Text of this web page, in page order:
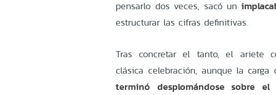
pensarlo dos veces, sacó un
estructurar las cifras definitivas.
Tras concretar el tanto, el ariete
clásica celebración, aunque la
terminó desplomándose sobre el